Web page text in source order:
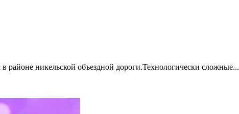
никельской объездной дороги.Технологически сложные...